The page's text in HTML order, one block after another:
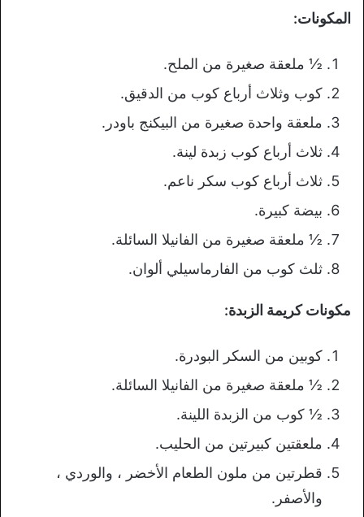
المكونات:
½ ملعقة صغيرة من الملح.
كوب وثلاث أرباع كوب من الدقيق.
ملعقة واحدة صغيرة من البيكنج باودر.
ثلاث أرباع كوب زبدة لينة.
ثلاث أرباع كوب سكر ناعم.
بيضة كبيرة.
½ ملعقة صغيرة من الفانيلا السائلة.
ثلث كوب من الفارماسيلي ألوان.
مكونات كريمة الزبدة:
كوبين من السكر البودرة.
½ ملعقة صغيرة من الفانيلا السائلة.
½ كوب من الزبدة اللينة.
ملعقتين كبيرتين من الحليب.
قطرتين من ملون الطعام الأخضر ، والوردي ،
والأصفر.